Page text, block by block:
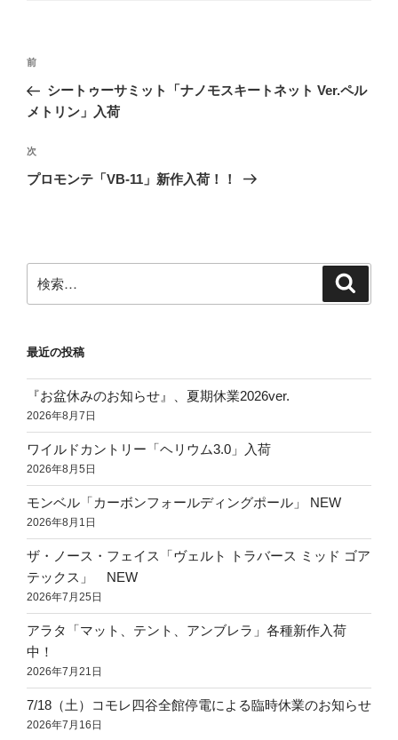
投
ナ
ゲ
ー
前
の
投
前
シートゥーサミット「ナノモスキートネット Ver.ペル
メトリン」入荷
次
の
次
プロモンテ「VB-11」新作入荷！！
索:
最近の投稿
『お盆休みのお知らせ』、夏期休業2026ver.
2026年8月7日
ワイルドカントリー「ヘリウム3.0」入荷
2026年8月5日
モンベル「カーボンフォールディングポール」 NEW
2026年8月1日
ザ・ノース・フェイス「ヴェルト トラバース ミッド ゴア
テックス」 NEW
2026年7月25日
アラタ「マット、テント、アンブレラ」各種新作入荷
中！
2026年7月21日
7/18（土）コモレ四谷全館停電による臨時休業のお知らせ
2026年7月16日